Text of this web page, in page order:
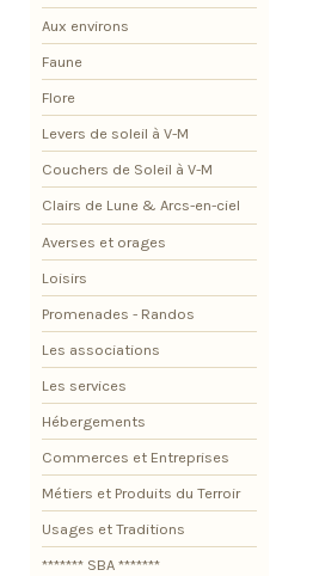
Aux environs
Faune
Flore
Levers de soleil à V-M
Couchers de Soleil à V-M
Clairs de Lune & Arcs-en-ciel
Averses et orages
Loisirs
Promenades - Randos
Les associations
Les services
Hébergements
Commerces et Entreprises
Métiers et Produits du Terroir
Usages et Traditions
******* SBA *******